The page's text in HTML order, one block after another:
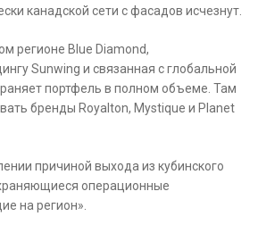
канадской сети с фасадов исчезнут.
регионе Blue Diamond,
Sunwing и связанная с глобальной
портфель в полном объеме. Там
бренды Royalton, Mystique и Planet
причиной выхода из кубинского
операционные
на регион».